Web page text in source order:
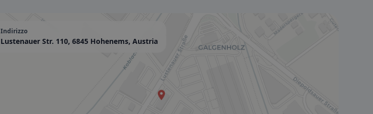
Indirizzo
Lustenauer Str. 110, 6845 Hohenems, Austria